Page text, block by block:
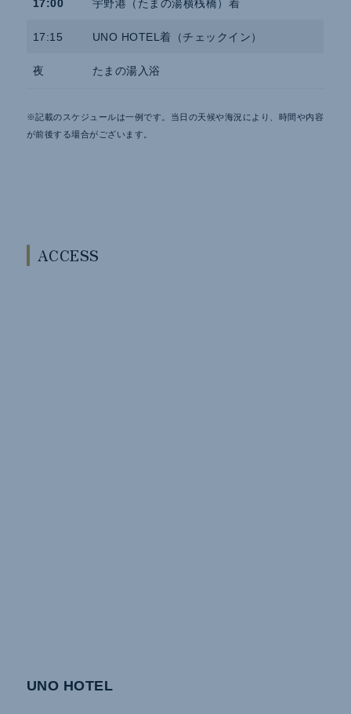
17:00 宇野港（たまの湯横桟橋）着
17:15 UNO HOTEL着（チェックイン）
夜 たまの湯入浴
※記載のスケジュールは一例です。当日の天候や海況により、時間や内容
が前後する場合がございます。
ACCESS
UNO HOTEL